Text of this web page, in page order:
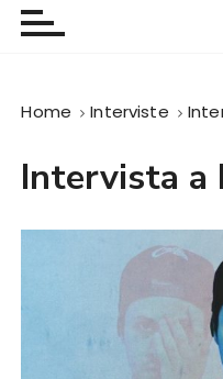
Home Interviste
Intervista a